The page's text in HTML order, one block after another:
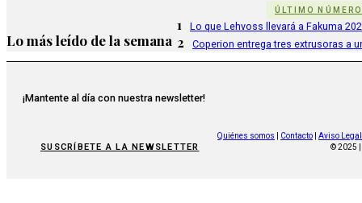
ÚLTIMO NÚMERO
Lo más leído de la semana
1 Lo que Lehvoss llevará a Fakuma
2 Coperion entrega tres extrusoras a
¡Mantente al día con nuestra newsletter!
SUSCRÍBETE A LA NEWSLETTER
Quiénes somos Contacto
Aviso Legal
© 2025